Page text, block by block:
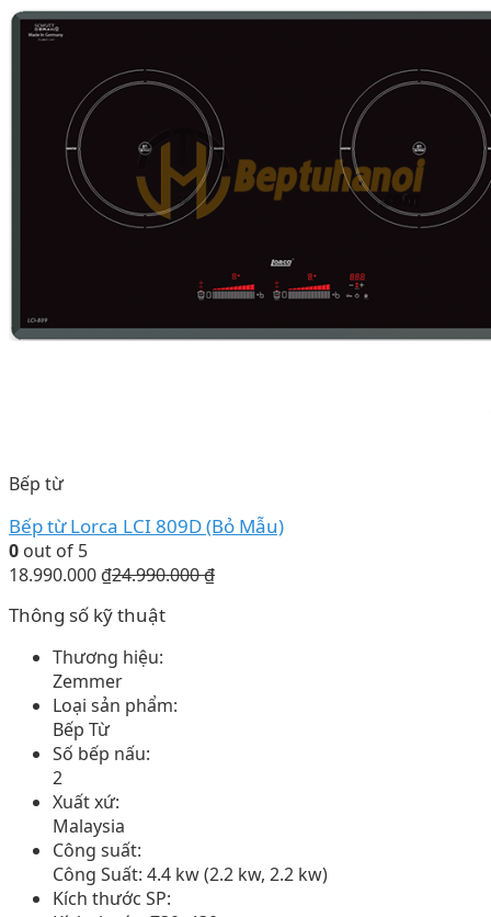
Bếp từ
Bếp từ Lorca LCI 809D (Bỏ Mẫu)
0 out of 5
18.990.000 ₫24.990.000₫
Thông số kỹ thuật
Thương hiệu:
Zemmer
Loại sản phẩm:
Bếp Từ
Số bếp nấu:
2
Xuất xứ:
Malaysia
Công suất:
Công Suất: 4.4 kw (2.2 kw, 2.2 kw)
Kích thước SP: